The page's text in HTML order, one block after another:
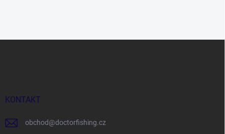
KONTAKT
obchod@doctorfishing.cz